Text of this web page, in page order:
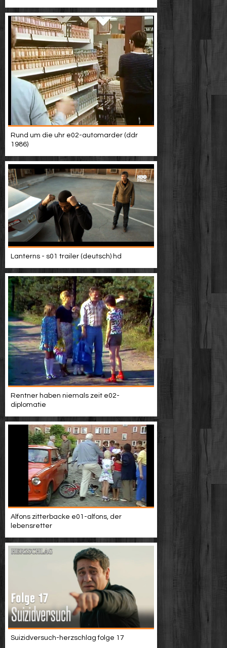
Rund um die uhr e02-automarder (ddr
1986)
Lanterns - s01 trailer (deutsch) hd
Rentner haben niemals zeit e02-
diplomatie
Alfons zitterbacke e01-alfons, der
lebensretter
Suizidversuch-herzschlag folge 17